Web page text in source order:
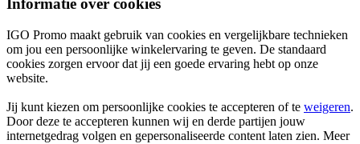
Informatie over cookies
IGO Promo maakt gebruik van cookies en vergelijkbare technieken
om jou een persoonlijke winkelervaring te geven. De standaard
cookies zorgen ervoor dat jij een goede ervaring hebt op onze
website.
Jij kunt kiezen om persoonlijke cookies te accepteren of te weigeren.
Door deze te accepteren kunnen wij en derde partijen jouw
internetgedrag volgen en gepersonaliseerde content laten zien. Meer